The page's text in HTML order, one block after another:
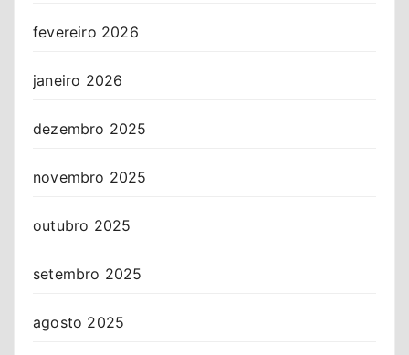
fevereiro 2026
janeiro 2026
dezembro 2025
novembro 2025
outubro 2025
setembro 2025
agosto 2025